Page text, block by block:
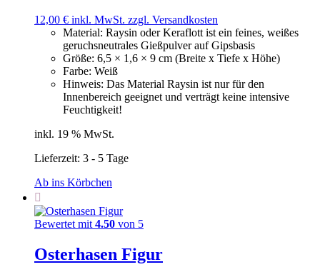
12,00 € inkl. MwSt. zzgl. Versandkosten
Material: Raysin oder Keraflott ist ein feines, weißes
geruchsneutrales Gießpulver auf Gipsbasis
Größe: 6,5 × 1,6 × 9 cm (Breite x Tiefe x Höhe)
Farbe: Weiß
Hinweis: Das Material Raysin ist nur für den
Innenbereich geeignet und verträgt keine intensive
Feuchtigkeit!
inkl. 19 % MwSt.
Lieferzeit: 3 - 5 Tage
Ab ins Körbchen
Bewertet mit 4.50 von 5
Osterhasen Figur